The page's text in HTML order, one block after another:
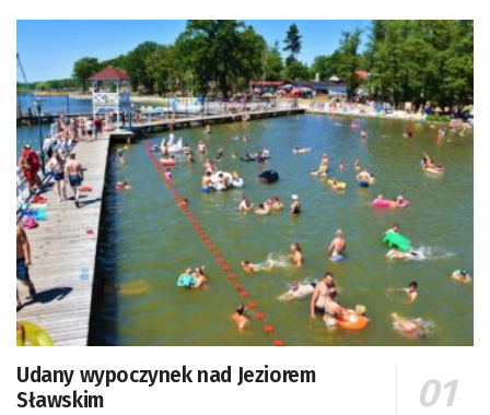
Udany wypoczynek nad Jeziorem
Sławskim